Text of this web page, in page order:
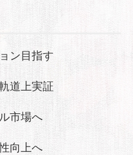
ン目指す
道上実証
市場へ
向上へ